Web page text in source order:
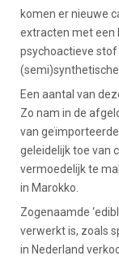
komen er nieuwe
extracten met een
psychoactieve stof
Een aantal van
Zo nam in de
van
geleidelijk toe van
vermoedelijk te
in Marokko.
Zogenaamde
verwerkt is, zoals
in Nederland